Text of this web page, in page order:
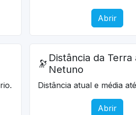
Abrir
🔭 Distância da Terra
Netuno
Distância atual e média
Abrir